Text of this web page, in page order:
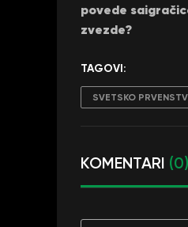
povede
zvezde?
TAGOVI:
SVETSKO
KOMENTARI (0)